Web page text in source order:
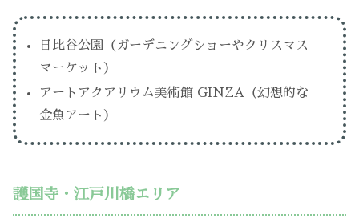
日比谷公園（ガーデニングショーやクリスマス
マーケット）
アートアクアリウム美術館 GINZA（幻想的な
金魚アート）
護国寺・江戸川橋エリア